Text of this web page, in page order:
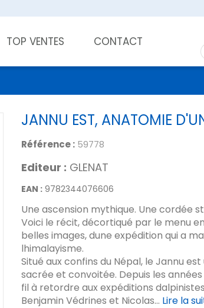
TOP VENTES CONTACT
JANNU EST, ANATOMIE
Référence : 59778
Editeur : GLENAT
EAN : 9782344076606
Une ascension mythique. Une cordée
Voici le récit, décortiqué par le menu
belles images, dune expédition qui a
lhimalayisme.
Situé aux confins du Népal, le Jannu
sacrée et convoitée. Depuis les années
fil à retordre aux expéditions
Benjamin Védrines et Nicolas... Lire la